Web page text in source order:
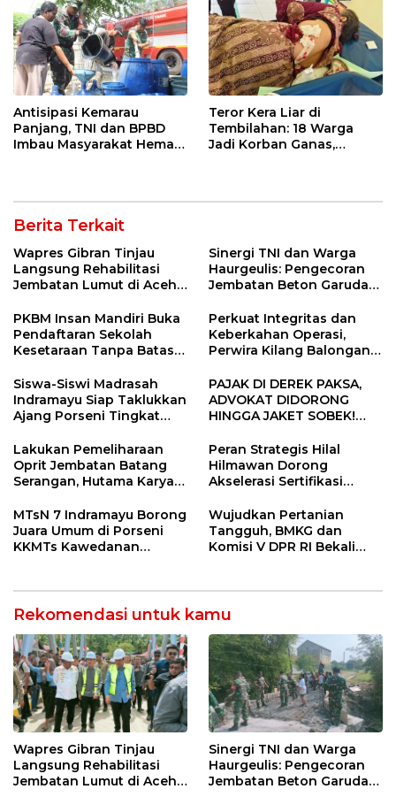
Antisipasi Kemarau
Panjang, TNI dan BPBD
Imbau Masyarakat Hemat
Teror Kera Liar di
Tembilahan: 18 Warga
Jadi Korban Ganas,
Berita Terkait
Wapres Gibran Tinjau
Langsung Rehabilitasi
Jembatan Lumut di Aceh
Konektivitas Pulih Cepat
Sinergi TNI dan Warga
Haurgeulis: Pengecoran
Jembatan Beton Garuda
PKBM Insan Mandiri Buka
Pendaftaran Sekolah
Kesetaraan Tanpa Batas
Perkuat Integritas dan
Keberkahan Operasi,
Perwira Kilang Balongan
Siswa-Siswi Madrasah
Indramayu Siap Taklukkan
Ajang Porseni Tingkat
PAJAK DI DEREK PAKSA,
ADVOKAT DIDORONG
HINGGA JAKET SOBEK!
Ngamuk Kepung Polresta
Pekanbaru!
Lakukan Pemeliharaan
Oprit Jembatan Batang
Serangan, Hutama Karya
55 Tol Binjai–Langsa
Peran Strategis Hilal
Hilmawan Dorong
Akselerasi Sertifikasi
Entaskan Kemiskinan di
Indramayu
MTsN 7 Indramayu Borong
Juara Umum di Porseni
KKMTs Kawedanan
Wujudkan Pertanian
Tangguh, BMKG dan
Komisi V DPR RI Bekali
Rekomendasi untuk kamu
Wapres Gibran Tinjau
Langsung Rehabilitasi
Jembatan Lumut di Aceh
Sinergi TNI dan Warga
Haurgeulis: Pengecoran
Jembatan Beton Garuda